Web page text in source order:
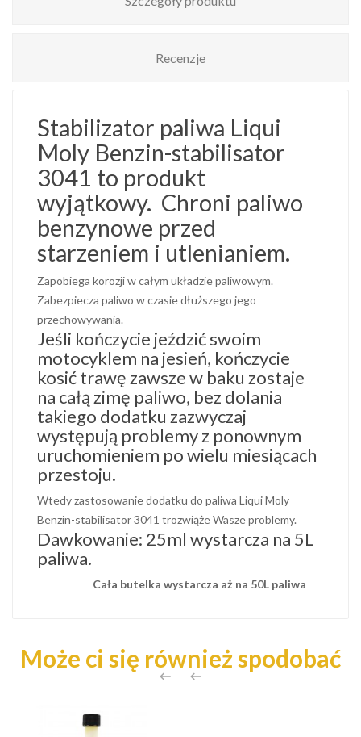
Recenzje
Stabilizator paliwa Liqui
Moly Benzin-stabilisator
3041 to produkt
wyjątkowy. Chroni paliwo
benzynowe przed
starzeniem i utlenianiem.
Zapobiega korozji w całym układzie paliwowym.
Zabezpiecza paliwo w czasie dłuższego jego
przechowywania.
Jeśli kończycie jeździć swoim
motocyklem na jesień, kończycie
kosić trawę zawsze w baku zostaje
na całą zimę paliwo, bez dolania
takiego dodatku zazwyczaj
występują problemy z ponownym
uruchomieniem po wielu miesiącach
przestoju.
Wtedy zastosowanie dodatku do paliwa Liqui Moly
Benzin-stabilisator 3041 trozwiąże Wasze problemy.
Dawkowanie: 25ml wystarcza na 5L
paliwa.
Cała butelka wystarcza aż na 50L paliwa
Może ci się również spodobać
 